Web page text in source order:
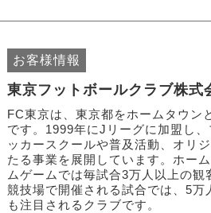
お客様情報
東京フットボールクラブ株式
FC東京は、東京都をホームタウン
です。1999年にJリーグに加盟し
ッカースクールや普及活動、オリ
たる事業を展開しています。ホー
ムゲームでは毎試合3万人以上の
競技場で開催される試合では、5
も注目されるクラブです。